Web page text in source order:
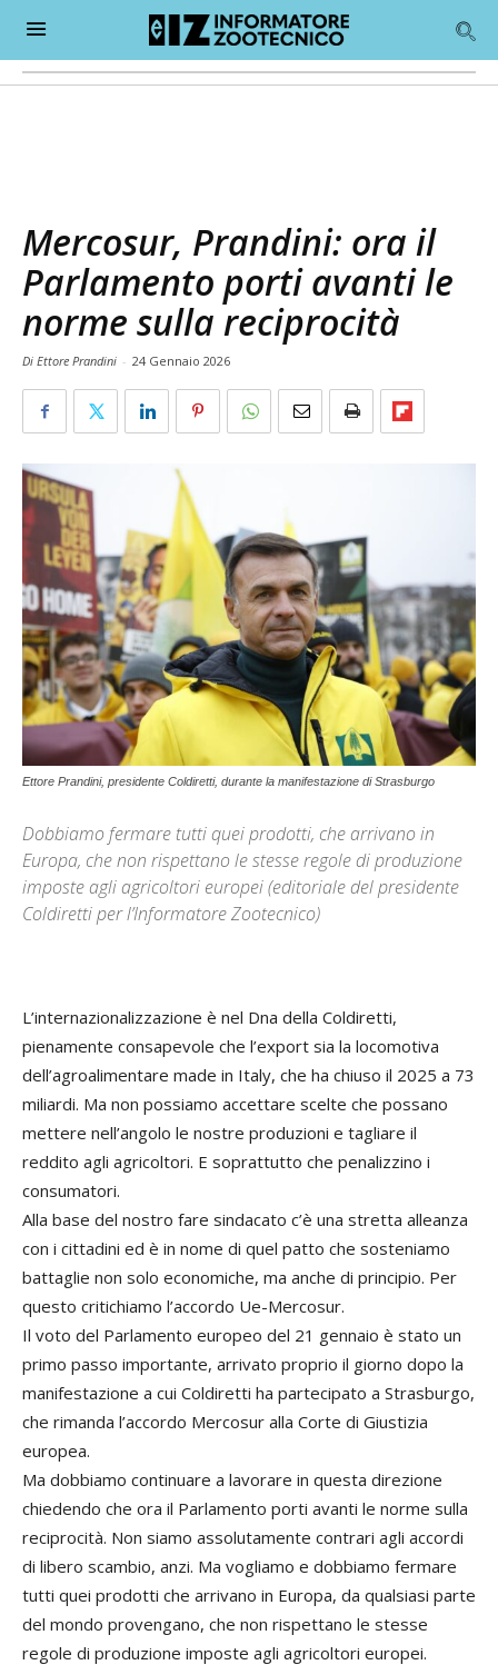
Mercosur, Prandini: ora il
Parlamento porti avanti le
norme sulla reciprocità
Di Ettore Prandini - 24 Gennaio 2026
Ettore Prandini, presidente Coldiretti, durante la manifestazione di Strasburgo
Dobbiamo fermare tutti quei prodotti, che arrivano in
Europa, che non rispettano le stesse regole di produzione
imposte agli agricoltori europei (editoriale del presidente
Coldiretti per l’Informatore Zootecnico)
L’internazionalizzazione è nel Dna della Coldiretti,
pienamente consapevole che l’export sia la locomotiva
dell’agroalimentare made in Italy, che ha chiuso il 2025 a 73
miliardi. Ma non possiamo accettare scelte che possano
mettere nell’angolo le nostre produzioni e tagliare il
reddito agli agricoltori. E soprattutto che penalizzino i
consumatori.
Alla base del nostro fare sindacato c’è una stretta alleanza
con i cittadini ed è in nome di quel patto che sosteniamo
battaglie non solo economiche, ma anche di principio. Per
questo critichiamo l’accordo Ue-Mercosur.
Il voto del Parlamento europeo del 21 gennaio è stato un
primo passo importante, arrivato proprio il giorno dopo la
manifestazione a cui Coldiretti ha partecipato a Strasburgo,
che rimanda l’accordo Mercosur alla Corte di Giustizia
europea.
Ma dobbiamo continuare a lavorare in questa direzione
chiedendo che ora il Parlamento porti avanti le norme sulla
reciprocità. Non siamo assolutamente contrari agli accordi
di libero scambio, anzi. Ma vogliamo e dobbiamo fermare
tutti quei prodotti che arrivano in Europa, da qualsiasi parte
del mondo provengano, che non rispettano le stesse
regole di produzione imposte agli agricoltori europei.